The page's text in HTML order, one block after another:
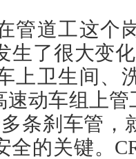
道工这个
生了很大变
上卫生间、
动车组上
条刹车管，
全的关键。